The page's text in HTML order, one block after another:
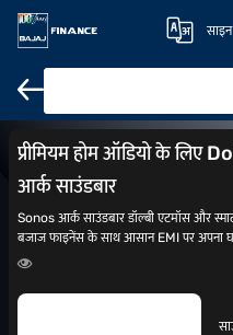
JBL साउंडबार Dolby Atmos
प्रीमियम होम ऑडियो के
आर्क साउंडबार
Sonos आर्क साउंडबार डॉल्बी एटमॉस और
बजाज फाइनेंस के साथ आसान EMI पर अपना